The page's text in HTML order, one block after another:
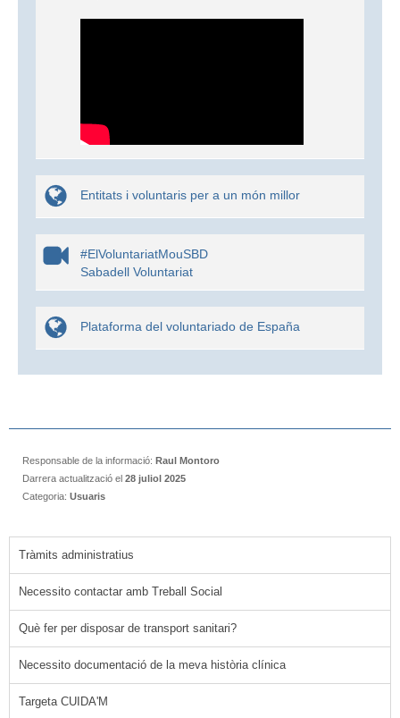
Entitats i voluntaris per a un món millor
#ElVoluntariatMouSBD
Sabadell Voluntariat
Plataforma del voluntariado de España
Responsable de la informació: Raul Montoro
Darrera actualització el 28 juliol 2025
Categoria: Usuaris
Tràmits administratius
Necessito contactar amb Treball Social
Què fer per disposar de transport sanitari?
Necessito documentació de la meva història clínica
Targeta CUIDA'M